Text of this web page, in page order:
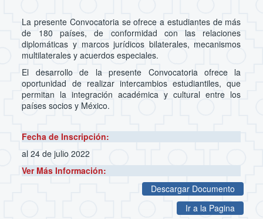
La presente Convocatoria se ofrece a estudiantes de más
de 180 países, de conformidad con las relaciones
diplomáticas y marcos jurídicos bilaterales, mecanismos
multilaterales y acuerdos especiales.
El desarrollo de la presente Convocatoria ofrece la
oportunidad de realizar intercambios estudiantiles, que
permitan la integración académica y cultural entre los
países socios y México.
Fecha de Inscripción:
al 24 de julio 2022
Ver Más Información:
Descargar Documento
Ir a la Pagina